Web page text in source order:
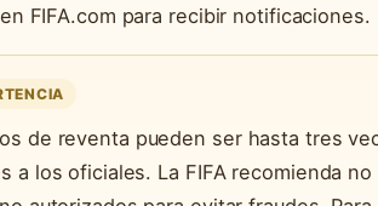
FIFA.com para recibir notificaciones.
de reventa pueden ser hasta tres
a los oficiales. La FIFA recomienda